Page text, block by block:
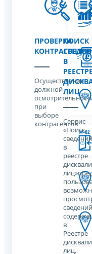
ПРОВЕРКА
КОНТРАГЕНТОВ
Осуществление
должной
при
выборе
контрагентов
ПОИСК
В
ЛИЦ
Сервис
«Поиск
сведений
в
реестре
в
Реестре
лиц,